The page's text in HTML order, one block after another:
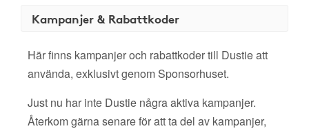
Kampanjer & Rabattkoder
Här finns kampanjer och rabattkoder till Dustie att
använda, exklusivt genom Sponsorhuset.
Just nu har inte Dustie några aktiva kampanjer.
Återkom gärna senare för att ta del av kampanjer,